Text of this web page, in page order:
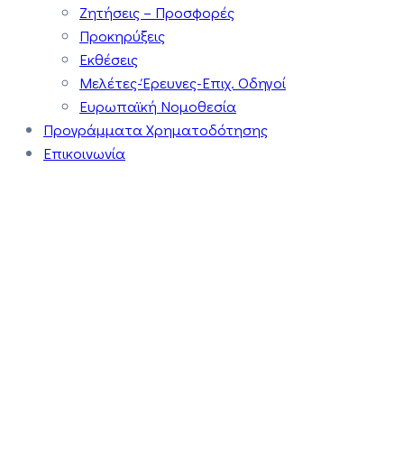
Ζητήσεις – Προσφορές
Προκηρύξεις
Εκθέσεις
Μελέτες-Έρευνες-Επιχ. Οδηγοί
Ευρωπαϊκή Νομοθεσία
Προγράμματα Χρηματοδότησης
Επικοινωνία